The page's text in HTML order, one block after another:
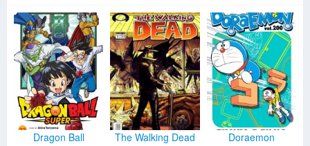
Dragon Ball The Walking Dead Doraemon